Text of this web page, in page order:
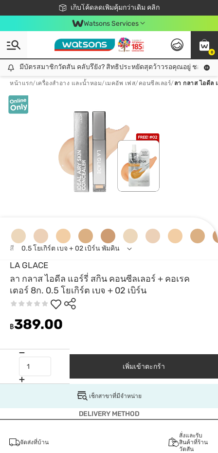
เก็บโค้ดลดเพิ่มคุ้มกว่าเดิม คลิก
ชอปออนไลน์ครั้งแรก ลดเพิ่มจุก ๆ 10%! 🎉
📦ส่งฟรี! เมื่อชอป 499฿
สมาชิกวัตสัน คลับดียังไง?
Watsons Services
0
มีบัตรสมาชิกวัตสัน คลับรึยัง? สิทธิประหยัดสุดว้าวรอคุณอยู่ ชอปคุ้มกว่าเดิม คลิก!
มีบัตรสมาชิกวัตสัน คลับรึยัง? สิทธิประหยัดสุดว้าวรอคุณอยู่ ชอปคุ้มก
หน้าแรก/ เครื่องสำอาง และน้ำหอม/ เมคอัพ เฟส/ คอนซีลเลอร์/ ลา กลาส ไอดีล
LA GLACE
ลา กลาส ไอดีล แอร์รี่ สกิน คอนซีลเลอร์ + คอเรค
เตอร์ 8ก. 0.5 โยเกิร์ต เบจ + 02 เบิร์น
฿389.00
สี 0.5 โยเกิร์ต เบจ + 02 เบิร์น พัมคิน
เพิ่มเข้าตะกร้า
เช็กสาขาที่มีจำหน่าย
DELIVERY METHOD
จัดส่งที่บ้าน
สั่งและรับ
สินค้าที่ร้าน
วัตสัน